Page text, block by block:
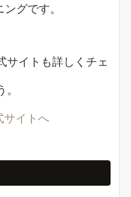
グです。
サイトも詳しくチェ
サイトへ